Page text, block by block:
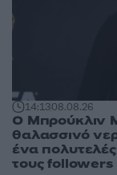
14:1308.08.26
Ο Μπρούκλιν
θαλασσινό
ένα
τους followers